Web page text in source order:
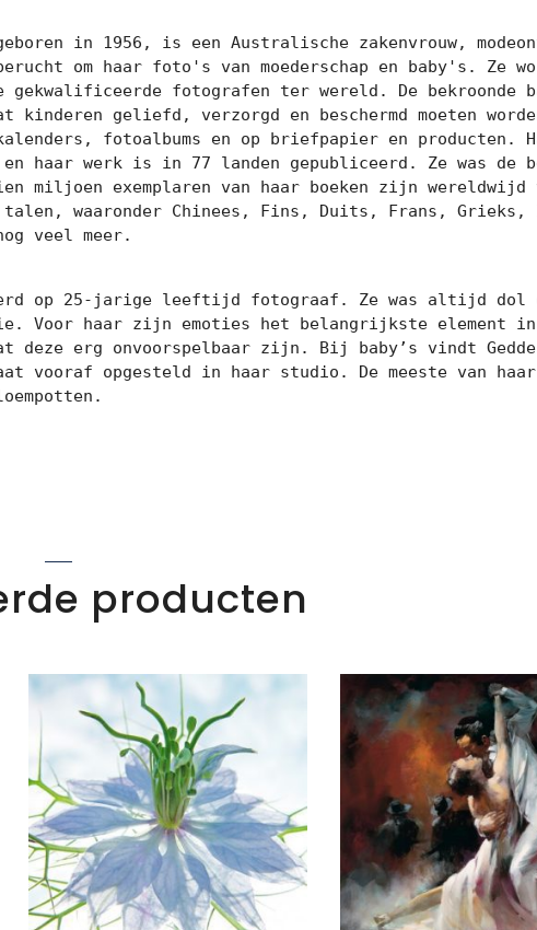
geboren in 1956, is een Australische zakenvrouw,
om haar foto's van moederschap en baby's. Ze
gekwalificeerde fotografen ter wereld. De bekroonde
kinderen geliefd, verzorgd en beschermd moeten
fotoalbums en op briefpapier en
en haar werk is in 77 landen gepubliceerd. Ze was de
miljoen exemplaren van haar boeken zijn
waaronder Chinees, Fins, Duits, Frans,
veel meer.
op 25-jarige leeftijd fotograaf. Ze was altijd dol
Voor haar zijn emoties het belangrijkste element
deze erg onvoorspelbaar zijn. Bij baby’s vindt
vooraf opgesteld in haar studio. De meeste van
producten